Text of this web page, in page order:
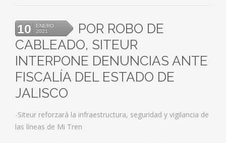
10
ENERO
2021
POR ROBO DE
CABLEADO, SITEUR
INTERPONE DENUNCIAS ANTE
FISCALÍA DEL ESTADO DE
JALISCO
-Siteur reforzará la infraestructura, seguridad y vigilancia de
las líneas de Mi Tren